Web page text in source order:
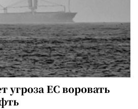
угроза ЕС воровать